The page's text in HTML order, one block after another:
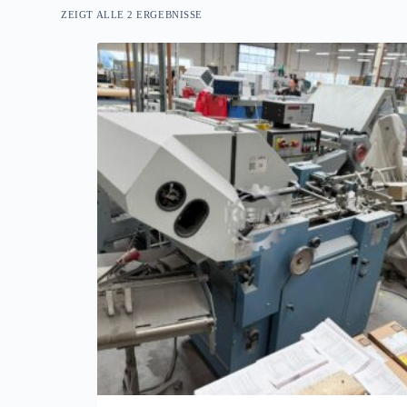
ZEIGT ALLE 2 ERGEBNISSE